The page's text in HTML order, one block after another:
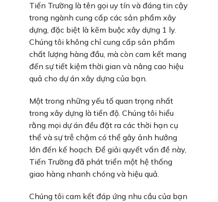
Tiến Trường là tên gọi uy tín và đáng tin cậy
trong ngành cung cấp các sản phẩm xây
dựng, đặc biệt là kẽm buộc xây dựng 1 ly.
Chúng tôi không chỉ cung cấp sản phẩm
chất lượng hàng đầu, mà còn cam kết mang
đến sự tiết kiệm thời gian và nâng cao hiệu
quả cho dự án xây dựng của bạn.
Một trong những yếu tố quan trọng nhất
trong xây dựng là tiến độ. Chúng tôi hiểu
rằng mọi dự án đều đặt ra các thời hạn cụ
thể và sự trễ chậm có thể gây ảnh hưởng
lớn đến kế hoạch. Để giải quyết vấn đề này,
Tiến Trường đã phát triển một hệ thống
giao hàng nhanh chóng và hiệu quả.
Chúng tôi cam kết đáp ứng nhu cầu của bạn